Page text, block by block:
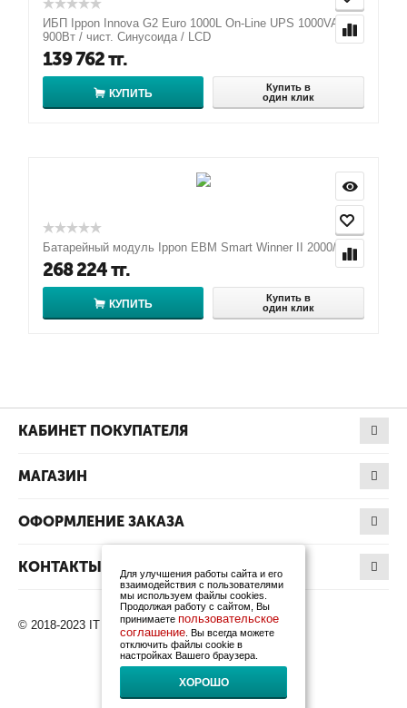
ИБП Ippon Innova G2 Euro 1000L On-Line UPS 1000VA /
900Вт / чист. Синусоида / LCD
139 762тг.
КУПИТЬ
Купить в
один клик
Батарейный модуль Ippon EBM Smart Winner II 2000/3000
268 224тг.
КУПИТЬ
Купить в
один клик
КАБИНЕТ ПОКУПАТЕЛЯ
МАГАЗИН
ОФОРМЛЕНИЕ ЗАКАЗА
КОНТАКТЫ
© 2018-2023 IT Products. Все права защищены.
Для улучшения работы сайта и его
взаимодействия с пользователями
мы используем файлы cookies.
Продолжая работу с сайтом, Вы
принимаете пользовательское
соглашение . Вы всегда можете
отключить файлы cookie в
настройках Вашего браузера.
ХОРОШО